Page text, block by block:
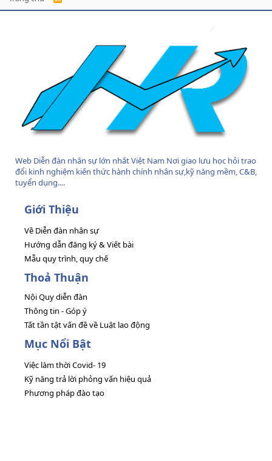
Web Diễn đàn nhân sự lớn nhất Việt Nam Nơi giao lưu học hỏi trao
đổi kinh nghiệm kiến thức hành chính nhân sự,kỹ năng mềm, C&B,
tuyển dụng....
Giới Thiệu
Về Diễn đàn nhân sự
Hướng dẫn đăng ký & Viết bài
Mẫu quy trình, quy chế
Thoả Thuận
Nội Quy diễn đàn
Thông tin - Góp ý
Tất tần tật vấn đề về Luật lao động
Mục Nổi Bật
Việc làm thời Covid- 19
Kỹ năng trả lời phỏng vấn hiệu quả
Phương pháp đào tạo